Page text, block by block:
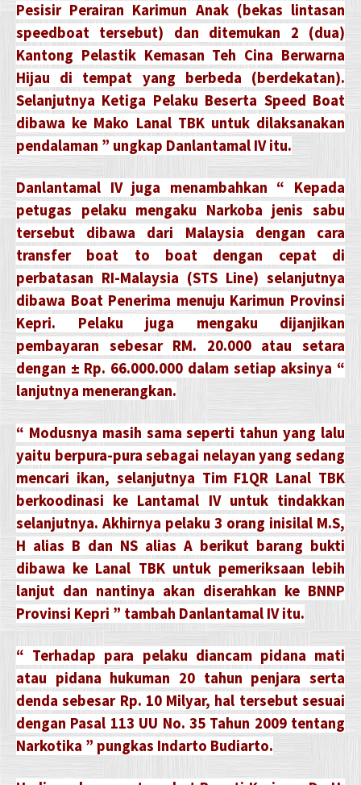
Pesisir Perairan Karimun Anak (bekas lintasan
speedboat tersebut) dan ditemukan 2 (dua)
Kantong Pelastik Kemasan Teh Cina Berwarna
Hijau di tempat yang berbeda (berdekatan).
Selanjutnya Ketiga Pelaku Beserta Speed Boat
dibawa ke Mako Lanal TBK untuk dilaksanakan
pendalaman ” ungkap Danlantamal IV itu.
Danlantamal IV juga menambahkan “ Kepada
petugas pelaku mengaku Narkoba jenis sabu
tersebut dibawa dari Malaysia dengan cara
transfer boat to boat dengan cepat di
perbatasan RI-Malaysia (STS Line) selanjutnya
dibawa Boat Penerima menuju Karimun Provinsi
Kepri. Pelaku juga mengaku dijanjikan
pembayaran sebesar RM. 20.000 atau setara
dengan ± Rp. 66.000.000 dalam setiap aksinya “
lanjutnya menerangkan.
“ Modusnya masih sama seperti tahun yang lalu
yaitu berpura-pura sebagai nelayan yang sedang
mencari ikan, selanjutnya Tim F1QR Lanal TBK
berkoodinasi ke Lantamal IV untuk tindakkan
selanjutnya. Akhirnya pelaku 3 orang inisilal M.S,
H alias B dan NS alias A berikut barang bukti
dibawa ke Lanal TBK untuk pemeriksaan lebih
lanjut dan nantinya akan diserahkan ke BNNP
Provinsi Kepri ” tambah Danlantamal IV itu.
“ Terhadap para pelaku diancam pidana mati
atau pidana hukuman 20 tahun penjara serta
denda sebesar Rp. 10 Milyar, hal tersebut sesuai
dengan Pasal 113 UU No. 35 Tahun 2009 tentang
Narkotika ” pungkas Indarto Budiarto.